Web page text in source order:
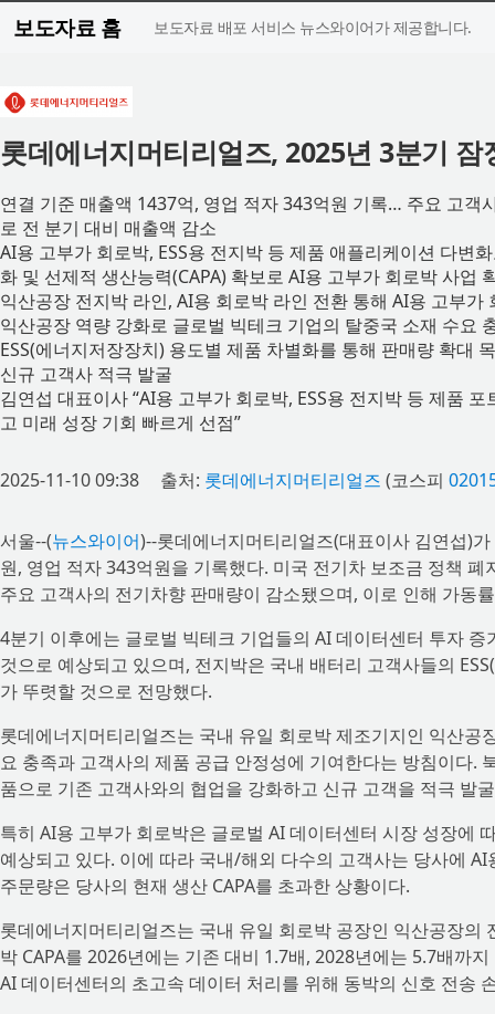
보도자료 홈 보도자료 배포 서비스 뉴스와이어가 제공합니다.
롯데에너지머티리얼즈, 2025년 3분기 잠
연결 기준 매출액 1437억, 영업 적자 343억원 기록… 주요 고객
로 전 분기 대비 매출액 감소
AI용 고부가 회로박, ESS용 전지박 등 제품 애플리케이션 다변
화 및 선제적 생산능력(CAPA) 확보로 AI용 고부가 회로박 사업
익산공장 전지박 라인, AI용 회로박 라인 전환 통해 AI용 고부
익산공장 역량 강화로 글로벌 빅테크 기업의 탈중국 소재 수요
ESS(에너지저장장치) 용도별 제품 차별화를 통해 판매량 확대
신규 고객사 적극 발굴
김연섭 대표이사 “AI용 고부가 회로박, ESS용 전지박 등 제품
고 미래 성장 기회 빠르게 선점”
2025-11-10 09:38 출처: 롯데에너지머티리얼즈 (코스피
서울--(뉴스와이어)--롯데에너지머티리얼즈(대표이사 김연섭)
원, 영업 적자 343억원을 기록했다. 미국 전기차 보조금 정책
주요 고객사의 전기차향 판매량이 감소됐으며, 이로 인해 가동
4분기 이후에는 글로벌 빅테크 기업들의 AI 데이터센터 투자
것으로 예상되고 있으며, 전지박은 국내 배터리 고객사들의
가 뚜렷할 것으로 전망했다.
롯데에너지머티리얼즈는 국내 유일 회로박 제조기지인 익산
요 충족과 고객사의 제품 공급 안정성에 기여한다는 방침이다.
품으로 기존 고객사와의 협업을 강화하고 신규 고객을 적극 발
특히 AI용 고부가 회로박은 글로벌 AI 데이터센터 시장 성장에
예상되고 있다. 이에 따라 국내/해외 다수의 고객사는 당사에
주문량은 당사의 현재 생산 CAPA를 초과한 상황이다.
롯데에너지머티리얼즈는 국내 유일 회로박 공장인 익산공장
박 CAPA를 2026년에는 기존 대비 1.7배, 2028년에는 5.7배까
AI 데이터센터의 초고속 데이터 처리를 위해 동박의 신호 전송